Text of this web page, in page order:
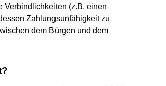
Verbindlichkeiten (z.B. einen
Zahlungsunfähigkeit zu
dem Bürgen und dem